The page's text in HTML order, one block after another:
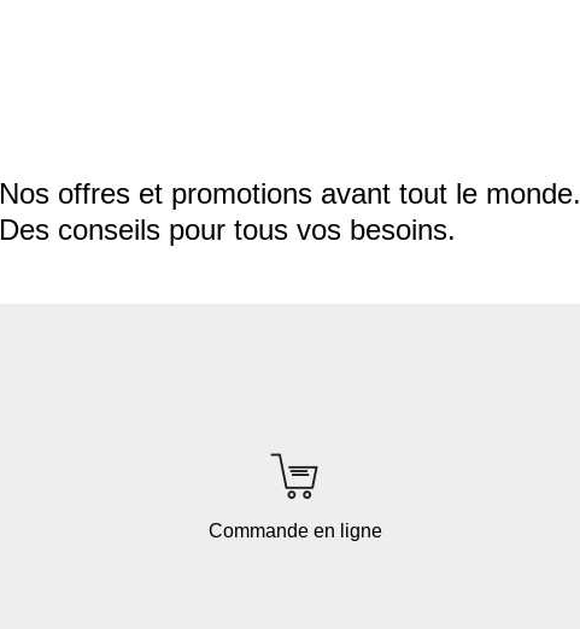
Nos offres et promotions avant tout le monde.
Des conseils pour tous vos besoins.
Commande en ligne